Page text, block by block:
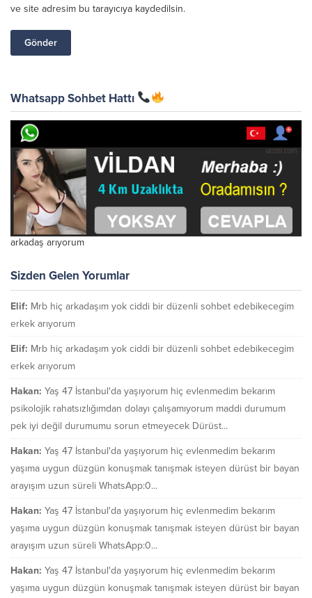
ve site adresim bu tarayıcıya kaydedilsin.
Whatsapp Sohbet Hattı
arkadaş arıyorum
Sizden Gelen Yorumlar
Elif: Mrb hiç arkadaşım yok ciddi bir düzenli sohbet edebikecegim
erkek arıyorum
Elif: Mrb hiç arkadaşım yok ciddi bir düzenli sohbet edebikecegim
erkek arıyorum
Hakan: Yaş 47 İstanbul'da yaşıyorum hiç evlenmedim bekarım
psikolojik rahatsızlığımdan dolayı çalışamıyorum maddi durumum
pek iyi değil durumumu sorun etmeyecek Dürüst...
Hakan: Yaş 47 İstanbul'da yaşıyorum hiç evlenmedim bekarım
yaşıma uygun düzgün konuşmak tanışmak isteyen dürüst bir bayan
arayışım uzun süreli WhatsApp:0...
Hakan: Yaş 47 İstanbul'da yaşıyorum hiç evlenmedim bekarım
yaşıma uygun düzgün konuşmak tanışmak isteyen dürüst bir bayan
arayışım uzun süreli WhatsApp:0...
Hakan: Yaş 47 İstanbul'da yaşıyorum hiç evlenmedim bekarım
yaşıma uygun düzgün konuşmak tanışmak isteyen dürüst bir bayan